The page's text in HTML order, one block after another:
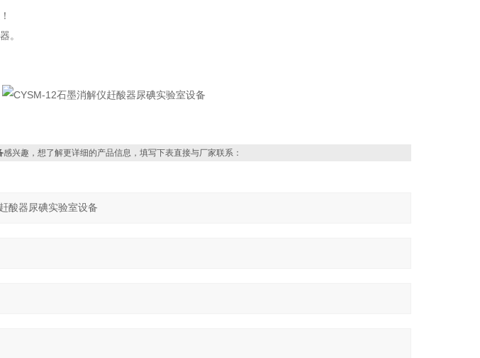
。
感兴趣，想了解更详细的产品信息，填写下表直接与厂家联系：